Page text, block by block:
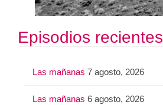
Episodios recientes
Las mañanas 7 agosto, 2026
Las mañanas 6 agosto, 2026